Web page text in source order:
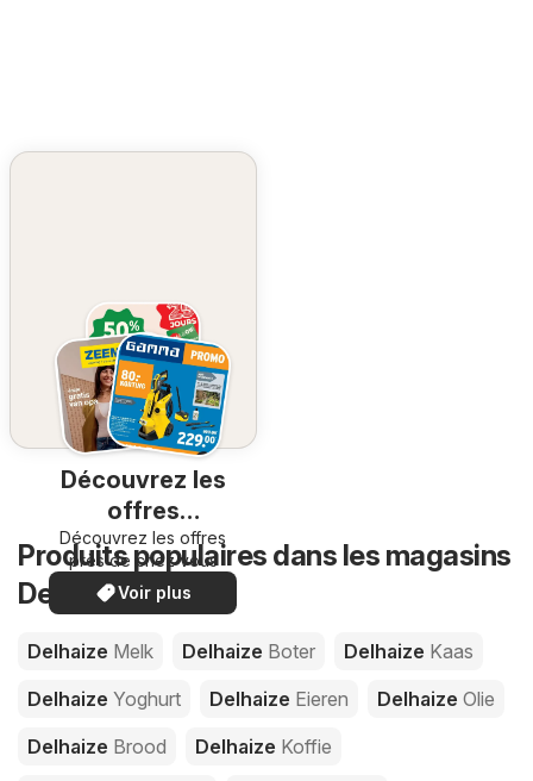
Découvrez les
offres
spéciales
Découvrez les offres
près de chez vous
Voir plus
Produits populaires dans les magasins
Delhaize
Delhaize Melk Delhaize Boter Delhaize Kaas
Delhaize Yoghurt Delhaize Eieren Delhaize Olie
Delhaize Brood Delhaize Koffie